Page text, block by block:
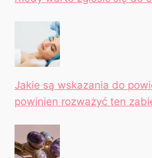
Jakie są wskazania do
powinien rozważyć ten